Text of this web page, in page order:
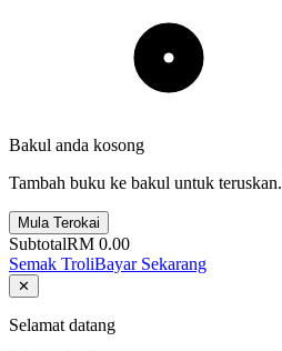
Bakul anda kosong
Tambah buku ke bakul untuk teruskan.
Mula Terokai
SubtotalRM 0.00
Semak TroliBayar Sekarang
✕
Selamat datang